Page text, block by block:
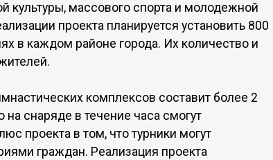
культуры, массового спорта и молодежной
проекта планируется установить 800
в каждом районе города. Их количество и
комплексов составит более 2
снаряде в течение часа смогут
проекта в том, что турники могут
граждан. Реализация проекта